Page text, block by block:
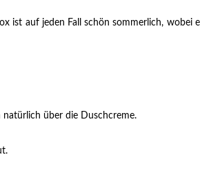
ist auf jeden Fall schön sommerlich, wobei
über die Duschcreme.